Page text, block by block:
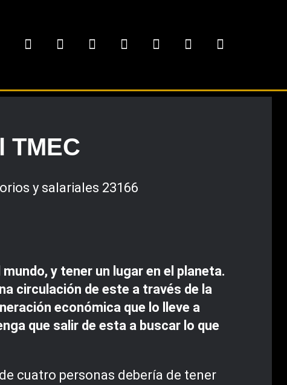
TMEC
y tener un lugar en el planeta.
circulación de este a través de la
económica que lo lleve a
que salir de esta a buscar lo que
cuatro personas debería de tener